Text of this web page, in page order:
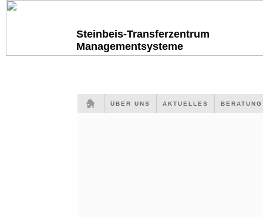
Steinbeis-Transferzentrum
Managementsysteme
ÜBER UNS AKTUELLES